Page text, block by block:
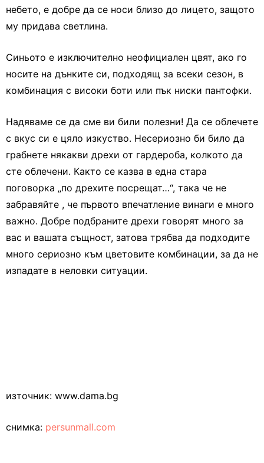
небето, е добре да се носи близо до лицето, защото
му придава светлина.
Синьото е изключително неофициален цвят, ако го
носите на дънките си, подходящ за всеки сезон, в
комбинация с високи боти или пък ниски пантофки.
Надяваме се да сме ви били полезни! Да се облечете
с вкус си е цяло изкуство. Несериозно би било да
грабнете някакви дрехи от гардероба, колкото да
сте облечени. Както се казва в една стара
поговорка „по дрехите посрещат…“, така че не
забравяйте , че първото впечатление винаги е много
важно. Добре подбраните дрехи говорят много за
вас и вашата същност, затова трябва да подходите
много сериозно към цветовите комбинации, за да не
изпадате в неловки ситуации.
източник: www.dama.bg
снимка: persunmall.com